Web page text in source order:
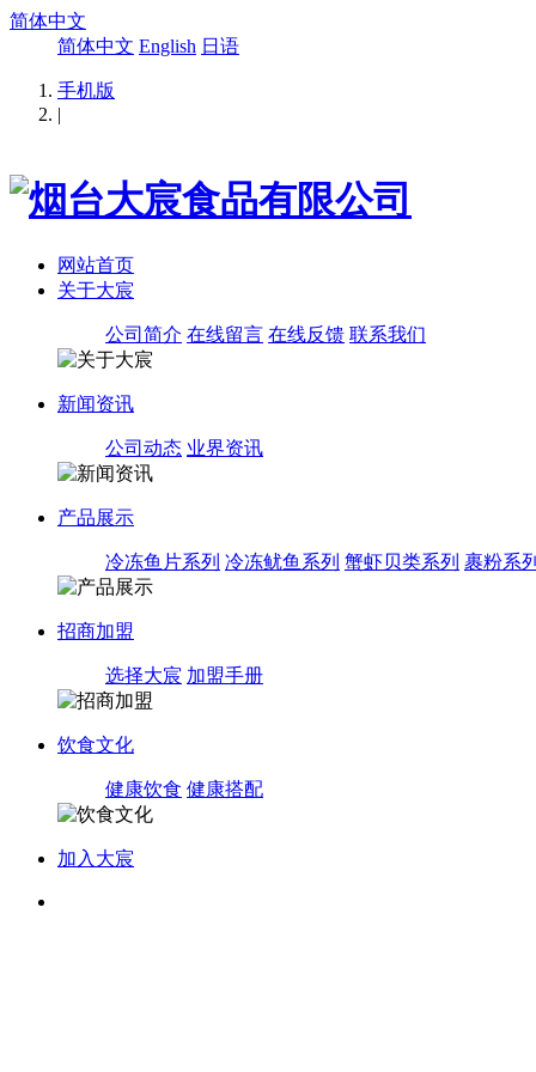
简体中文
简体中文 English 日语
手机版
|
网站首页
关于大宸
公司简介 在线留言 在线反馈 联系我们
新闻资讯
公司动态 业界资讯
产品展示
冷冻鱼片系列 冷冻鱿鱼系列 蟹虾贝类系列 裹粉系
招商加盟
选择大宸 加盟手册
饮食文化
健康饮食 健康搭配
加入大宸